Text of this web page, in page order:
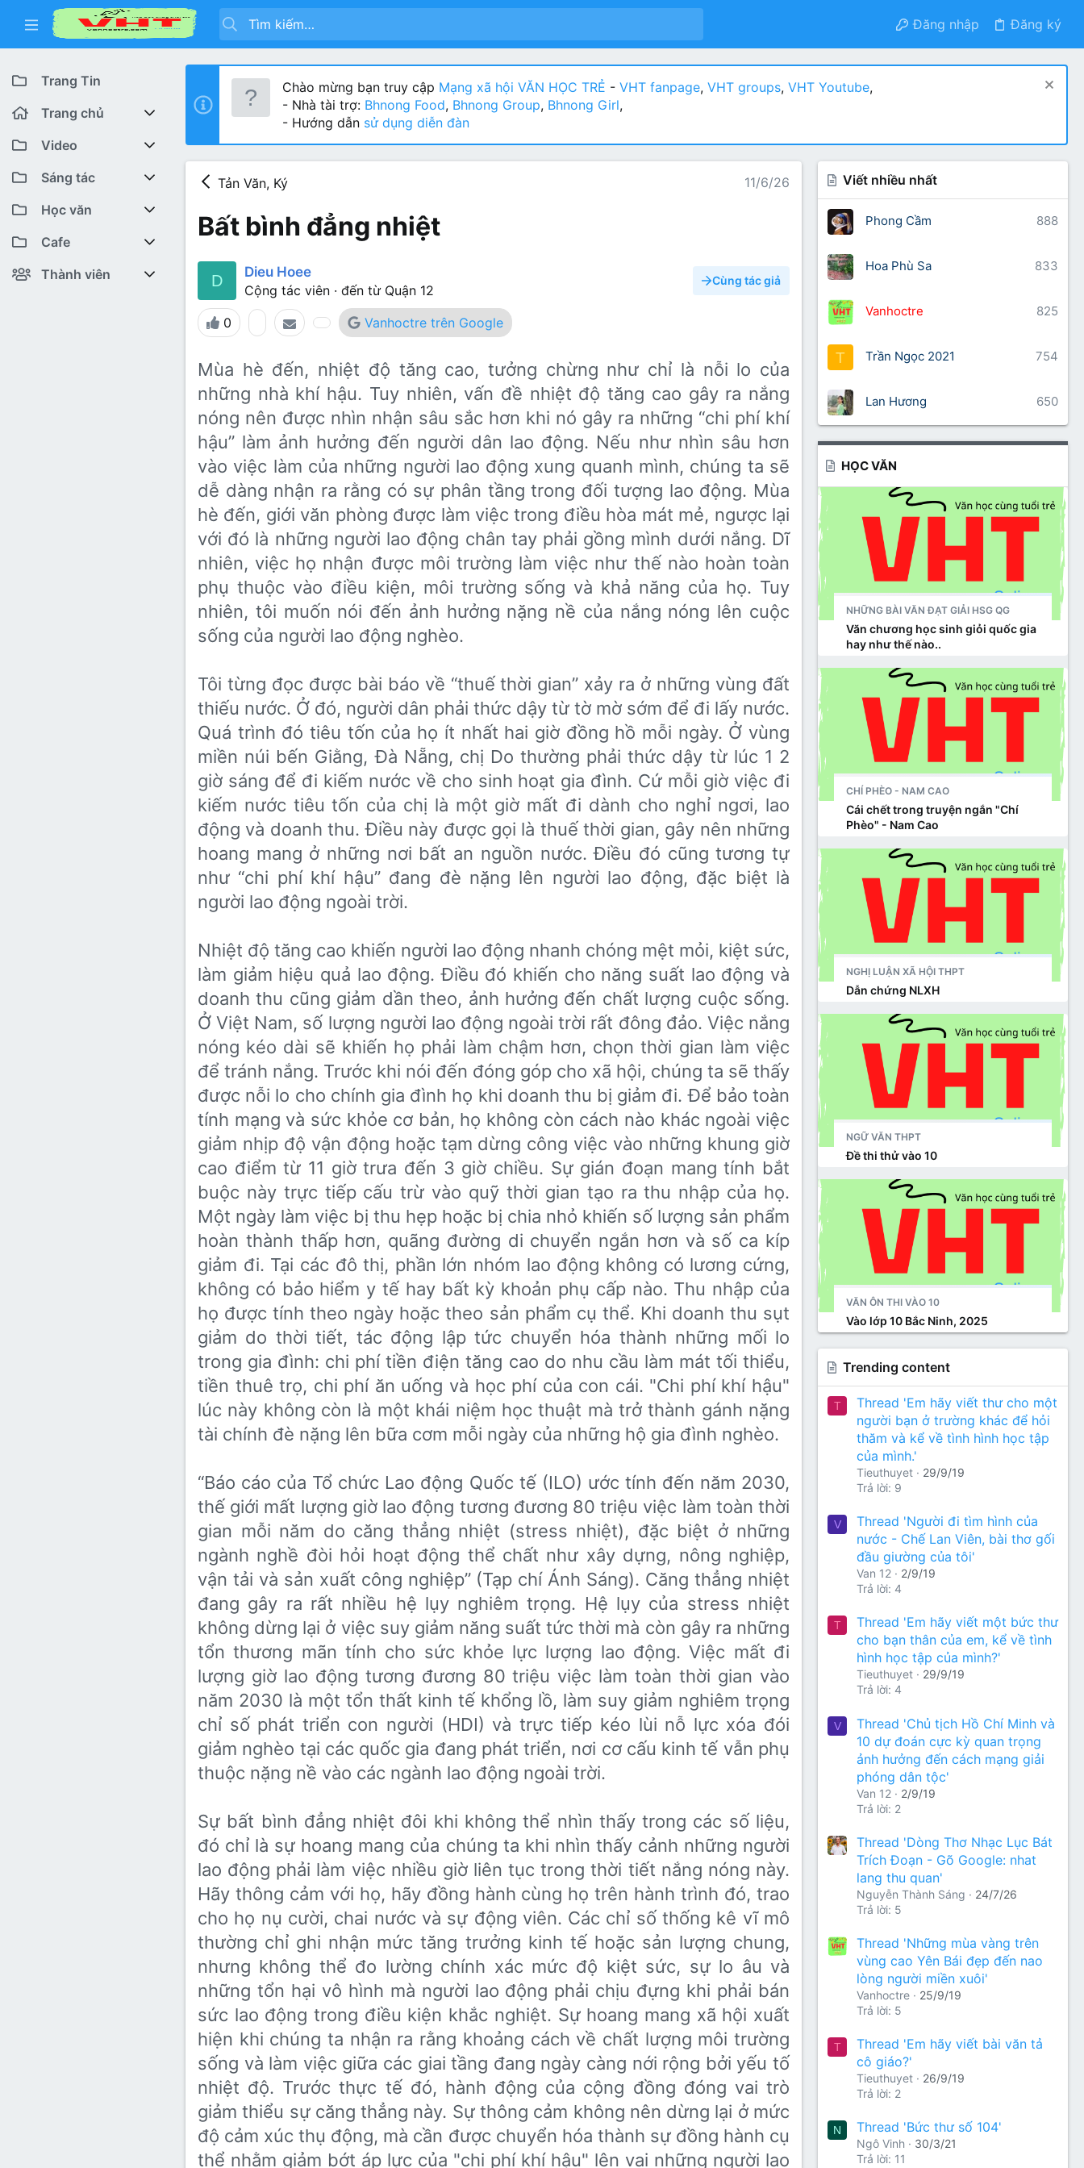
Đăng nhập Đăng ký
Trang Tin
Trang chủ
Diễn đàn
Bài viết mới
Có gì mới
Featured content
Bài viết mới
Video
Youtube VHT News
Youtube VHT
Tiktok
Sáng tác
Cuộc thi viết
Trại sáng tác
Liên hệ BTC
Học văn
Lớp 12
Lớp 11
Cafe
Cafe Văn chương
Thành viên
Chào mừng bạn truy cập Mạng xã hội VĂN HỌC TRẺ - VHT fanpage, VHT groups, VHT Youtube,
- Nhà tài trợ: Bhnong Food, Bhnong Group, Bhnong Girl,
- Hướng dẫn sử dụng diễn đàn
Tản Văn, Ký 11/6/26
Bất bình đẳng nhiệt
D
Dieu Hoee
Cộng tác viên · đến từ Quận 12
Cùng tác giả
0 Vanhoctre trên Google
Mùa hè đến, nhiệt độ tăng cao, tưởng chừng như chỉ là nỗi lo của
những nhà khí hậu. Tuy nhiên, vấn đề nhiệt độ tăng cao gây ra nắng
nóng nên được nhìn nhận sâu sắc hơn khi nó gây ra những “chi phí khí
hậu” làm ảnh hưởng đến người dân lao động. Nếu như nhìn sâu hơn
vào việc làm của những người lao động xung quanh mình, chúng ta sẽ
dễ dàng nhận ra rằng có sự phân tầng trong đối tượng lao động. Mùa
hè đến, giới văn phòng được làm việc trong điều hòa mát mẻ, ngược lại
với đó là những người lao động chân tay phải gồng mình dưới nắng. Dĩ
nhiên, việc họ nhận được môi trường làm việc như thế nào hoàn toàn
phụ thuộc vào điều kiện, môi trường sống và khả năng của họ. Tuy
nhiên, tôi muốn nói đến ảnh hưởng nặng nề của nắng nóng lên cuộc
sống của người lao động nghèo.
Tôi từng đọc được bài báo về “thuế thời gian” xảy ra ở những vùng đất
thiếu nước. Ở đó, người dân phải thức dậy từ tờ mờ sớm để đi lấy nước.
Quá trình đó tiêu tốn của họ ít nhất hai giờ đồng hồ mỗi ngày. Ở vùng
miền núi bến Giằng, Đà Nẵng, chị Do thường phải thức dậy từ lúc 1 2
giờ sáng để đi kiếm nước về cho sinh hoạt gia đình. Cứ mỗi giờ việc đi
kiếm nước tiêu tốn của chị là một giờ mất đi dành cho nghỉ ngơi, lao
động và doanh thu. Điều này được gọi là thuế thời gian, gây nên những
hoang mang ở những nơi bất an nguồn nước. Điều đó cũng tương tự
như “chi phí khí hậu” đang đè nặng lên người lao động, đặc biệt là
người lao động ngoài trời.
Nhiệt độ tăng cao khiến người lao động nhanh chóng mệt mỏi, kiệt sức,
làm giảm hiệu quả lao động. Điều đó khiến cho năng suất lao động và
doanh thu cũng giảm dần theo, ảnh hưởng đến chất lượng cuộc sống.
Ở Việt Nam, số lượng người lao động ngoài trời rất đông đảo. Việc nắng
nóng kéo dài sẽ khiến họ phải làm chậm hơn, chọn thời gian làm việc
để tránh nắng. Trước khi nói đến đóng góp cho xã hội, chúng ta sẽ thấy
được nỗi lo cho chính gia đình họ khi doanh thu bị giảm đi. Để bảo toàn
tính mạng và sức khỏe cơ bản, họ không còn cách nào khác ngoài việc
giảm nhịp độ vận động hoặc tạm dừng công việc vào những khung giờ
cao điểm từ 11 giờ trưa đến 3 giờ chiều. Sự gián đoạn mang tính bắt
buộc này trực tiếp cấu trừ vào quỹ thời gian tạo ra thu nhập của họ.
Một ngày làm việc bị thu hẹp hoặc bị chia nhỏ khiến số lượng sản phẩm
hoàn thành thấp hơn, quãng đường di chuyển ngắn hơn và số ca kíp
giảm đi. Tại các đô thị, phần lớn nhóm lao động không có lương cứng,
không có bảo hiểm y tế hay bất kỳ khoản phụ cấp nào. Thu nhập của
họ được tính theo ngày hoặc theo sản phẩm cụ thể. Khi doanh thu sụt
giảm do thời tiết, tác động lập tức chuyển hóa thành những mối lo
trong gia đình: chi phí tiền điện tăng cao do nhu cầu làm mát tối thiểu,
tiền thuê trọ, chi phí ăn uống và học phí của con cái. "Chi phí khí hậu"
lúc này không còn là một khái niệm học thuật mà trở thành gánh nặng
tài chính đè nặng lên bữa cơm mỗi ngày của những hộ gia đình nghèo.
“Báo cáo của Tổ chức Lao động Quốc tế (ILO) ước tính đến năm 2030,
thế giới mất lượng giờ lao động tương đương 80 triệu việc làm toàn thời
gian mỗi năm do căng thẳng nhiệt (stress nhiệt), đặc biệt ở những
ngành nghề đòi hỏi hoạt động thể chất như xây dựng, nông nghiệp,
vận tải và sản xuất công nghiệp” (Tạp chí Ánh Sáng). Căng thẳng nhiệt
đang gây ra rất nhiều hệ lụy nghiêm trọng. Hệ lụy của stress nhiệt
không dừng lại ở việc suy giảm năng suất tức thời mà còn gây ra những
tổn thương mãn tính cho sức khỏe lực lượng lao động. Việc mất đi
lượng giờ lao động tương đương 80 triệu việc làm toàn thời gian vào
năm 2030 là một tổn thất kinh tế khổng lồ, làm suy giảm nghiêm trọng
chỉ số phát triển con người (HDI) và trực tiếp kéo lùi nỗ lực xóa đói
giảm nghèo tại các quốc gia đang phát triển, nơi cơ cấu kinh tế vẫn phụ
thuộc nặng nề vào các ngành lao động ngoài trời.
Sự bất bình đẳng nhiệt đôi khi không thể nhìn thấy trong các số liệu,
đó chỉ là sự hoang mang của chúng ta khi nhìn thấy cảnh những người
lao động phải làm việc nhiều giờ liên tục trong thời tiết nắng nóng này.
Hãy thông cảm với họ, hãy đồng hành cùng họ trên hành trình đó, trao
cho họ nụ cười, chai nước và sự động viên. Các chỉ số thống kê vĩ mô
thường chỉ ghi nhận mức tăng trưởng kinh tế hoặc sản lượng chung,
nhưng không thể đo lường chính xác mức độ kiệt sức, sự lo âu và
những tổn hại vô hình mà người lao động phải chịu đựng khi phải bán
sức lao động trong điều kiện khắc nghiệt. Sự hoang mang xã hội xuất
hiện khi chúng ta nhận ra rằng khoảng cách về chất lượng môi trường
sống và làm việc giữa các giai tầng đang ngày càng nới rộng bởi yếu tố
nhiệt độ. Trước thực tế đó, hành động của cộng đồng đóng vai trò
giảm thiểu sự căng thẳng này. Sự thông cảm không nên dừng lại ở mức
độ cảm xúc thụ động, mà cần được chuyển hóa thành sự đồng hành cụ
thể nhằm giảm bớt áp lực của "chi phí khí hậu" lên vai những người lao
Viết nhiều nhất
888
Phong Cầm
833
Hoa Phù Sa
825
Vanhoctre
T 754
Trần Ngọc 2021
650
Lan Hương
HỌC VĂN
NHỮNG BÀI VĂN ĐẠT GIẢI HSG QG
Văn chương học sinh giỏi quốc gia
hay như thế nào..
CHÍ PHÈO - NAM CAO
Cái chết trong truyện ngắn "Chí
Phèo" - Nam Cao
NGHỊ LUẬN XÃ HỘI THPT
Dẫn chứng NLXH
NGỮ VĂN THPT
Đề thi thử vào 10
VĂN ÔN THI VÀO 10
Vào lớp 10 Bắc Ninh, 2025
Trending content
T
Thread 'Em hãy viết thư cho một
người bạn ở trường khác để hỏi
thăm và kể về tình hình học tập
của mình.'
Tieuthuyet
29/9/19
Trả lời: 9
V
Thread 'Người đi tìm hình của
nước - Chế Lan Viên, bài thơ gối
đầu giường của tôi'
Van 12
2/9/19
Trả lời: 4
T
Thread 'Em hãy viết một bức thư
cho bạn thân của em, kể về tình
hình học tập của mình?'
Tieuthuyet
29/9/19
Trả lời: 4
V
Thread 'Chủ tịch Hồ Chí Minh và
10 dự đoán cực kỳ quan trọng
ảnh hưởng đến cách mạng giải
phóng dân tộc'
Van 12
2/9/19
Trả lời: 2
Thread 'Dòng Thơ Nhạc Lục Bát
Trích Đoạn - Gõ Google: nhat
lang thu quan'
Nguyễn Thành Sáng
24/7/26
Trả lời: 5
Thread 'Những mùa vàng trên
vùng cao Yên Bái đẹp đến nao
lòng người miền xuôi'
Vanhoctre
25/9/19
Trả lời: 5
T
Thread 'Em hãy viết bài văn tả
cô giáo?'
Tieuthuyet
26/9/19
Trả lời: 2
N Thread 'Bức thư số 104'
Ngô Vinh
30/3/21
Trả lời: 11